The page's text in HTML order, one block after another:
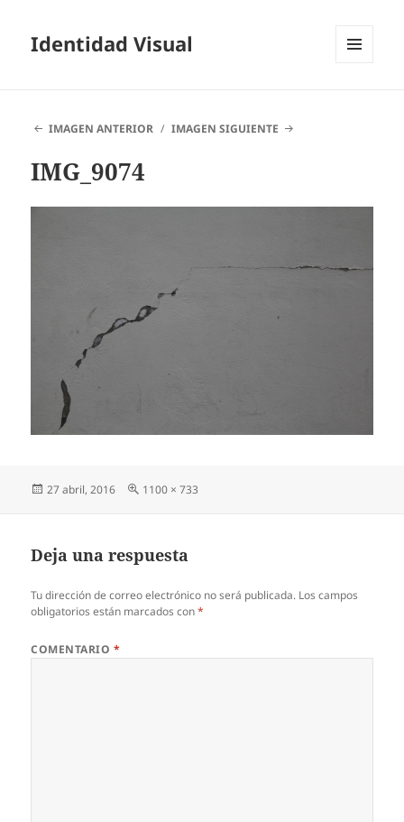
Identidad Visual
IMAGEN ANTERIOR
IMAGEN SIGUIENTE
IMG_9074
Publicado
27 abril, 2016
Tamaño
1100 × 733
Deja una respuesta
Tu dirección de correo electrónico no será publicada. Los campos
obligatorios están marcados con*
COMENTARIO *